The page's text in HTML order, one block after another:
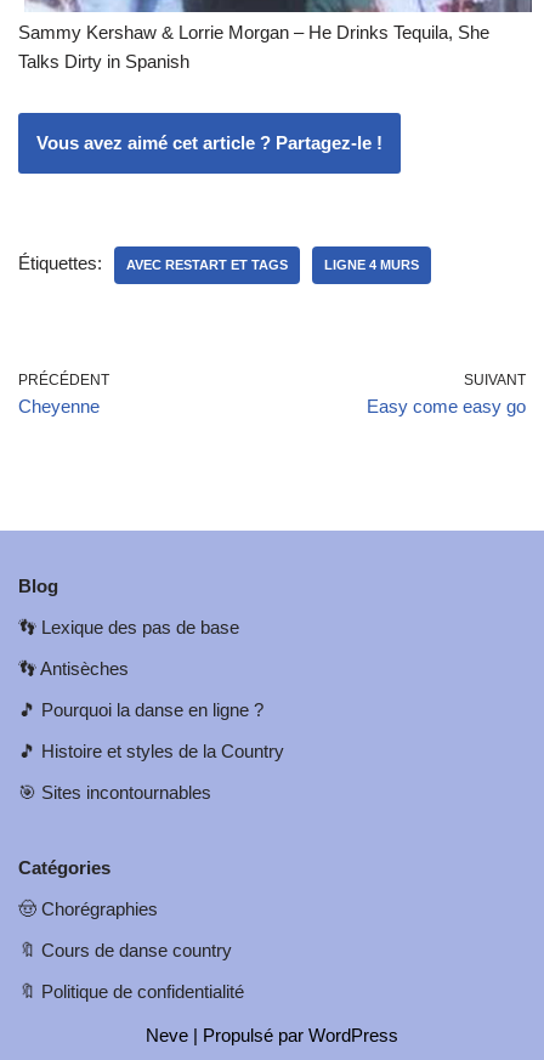
Sammy Kershaw & Lorrie Morgan – He Drinks Tequila, She
Talks Dirty in Spanish
Vous avez aimé cet article ? Partagez-le !
Étiquettes: AVEC RESTART ET TAGS LIGNE 4 MURS
PRÉCÉDENT
Cheyenne
SUIVANT
Easy come easy go
Blog
👣 Lexique des pas de base
👣Antisèches
🎵 Pourquoi la danse en ligne ?
🎵 Histoire et styles de la Country
🎯 Sites incontournables
Catégories
🤠 Chorégraphies
🔖 Cours de danse country
🔖 Politique de confidentialité
Neve | Propulsé par WordPress